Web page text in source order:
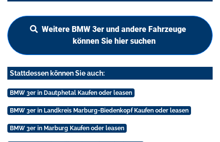
Weitere BMW 3er und andere Fahrzeuge
können Sie hier suchen
Stattdessen können Sie auch:
BMW 3er in Dautphetal Kaufen oder leasen
BMW 3er in Landkreis Marburg-Biedenkopf Kaufen oder leasen
BMW 3er in Marburg Kaufen oder leasen